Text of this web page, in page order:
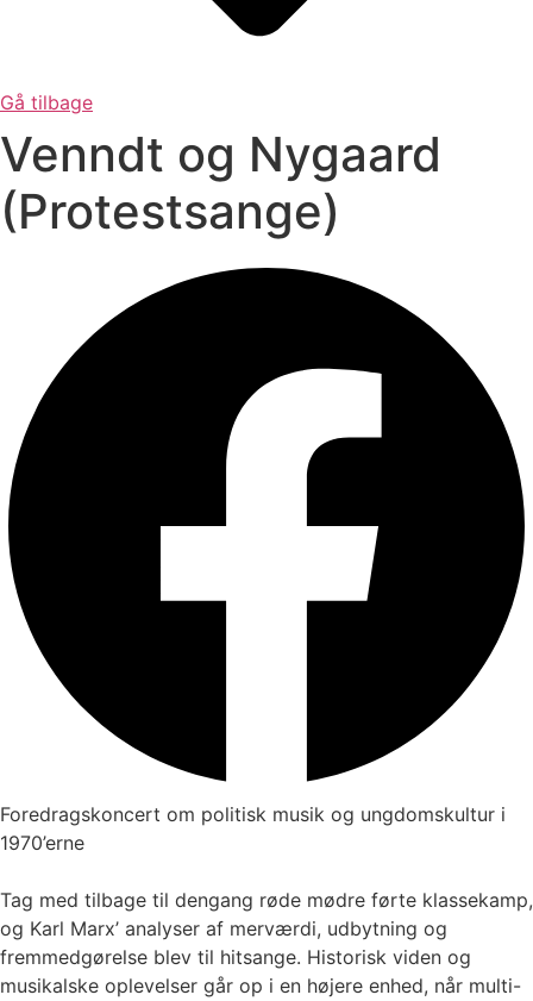
Gå tilbage
Venndt og Nygaard
(Protestsange)
Foredragskoncert om politisk musik og ungdomskultur i
1970’erne
Tag med tilbage til dengang røde mødre førte klassekamp,
og Karl Marx’ analyser af merværdi, udbytning og
fremmedgørelse blev til hitsange. Historisk viden og
musikalske oplevelser går op i en højere enhed, når multi-